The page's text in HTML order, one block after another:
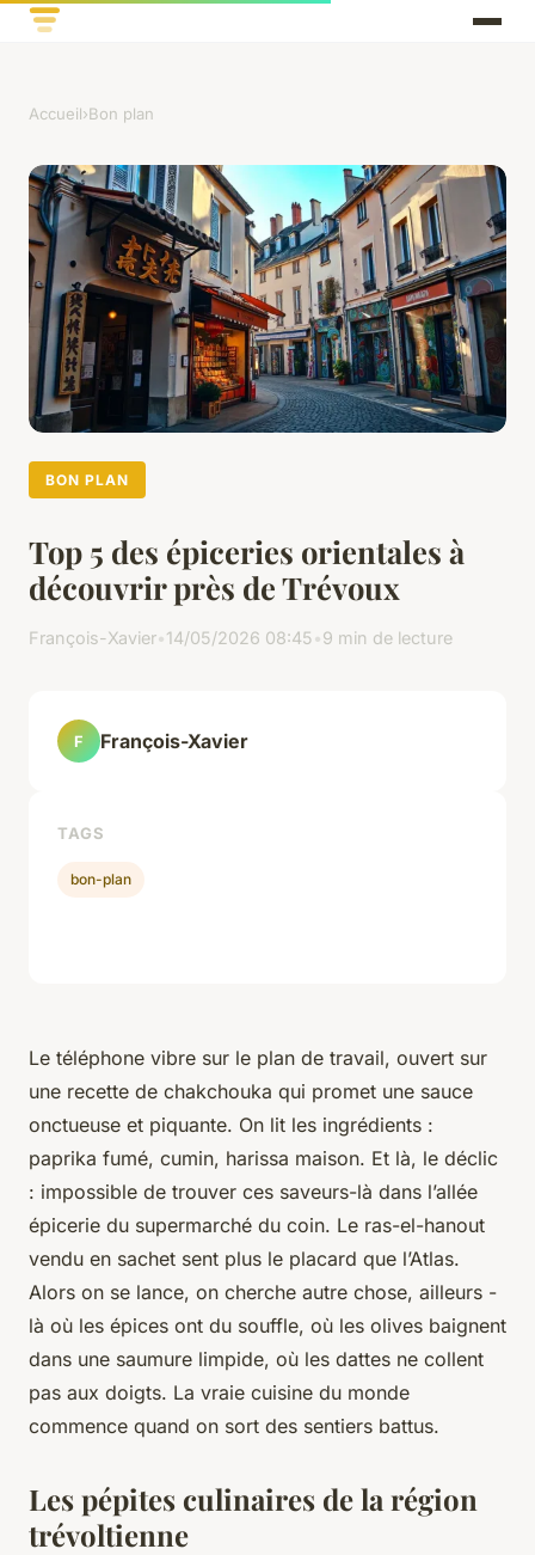
Accueil›Bon plan
BON PLAN
Top 5 des épiceries orientales à
découvrir près de Trévoux
François-Xavier•14/05/2026 08:45•9 min de lecture
Le téléphone vibre sur le plan de travail, ouvert sur
une recette de chakchouka qui promet une sauce
onctueuse et piquante. On lit les ingrédients :
paprika fumé, cumin, harissa maison. Et là, le déclic
: impossible de trouver ces saveurs-là dans l’allée
épicerie du supermarché du coin. Le ras-el-hanout
vendu en sachet sent plus le placard que l’Atlas.
Alors on se lance, on cherche autre chose, ailleurs -
là où les épices ont du souffle, où les olives baignent
dans une saumure limpide, où les dattes ne collent
pas aux doigts. La vraie cuisine du monde
commence quand on sort des sentiers battus.
Les pépites culinaires de la région
trévoltienne
F François-Xavier
TAGS
bon-plan